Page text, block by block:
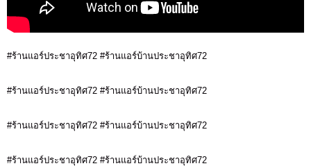
#ร้านแอร์ประชาอุทิศ72 #ร้านแอร์บ้านประชาอุทิศ72
#ร้านแอร์ประชาอุทิศ72 #ร้านแอร์บ้านประชาอุทิศ72
#ร้านแอร์ประชาอุทิศ72 #ร้านแอร์บ้านประชาอุทิศ72
#ร้านแอร์ประชาอุทิศ72 #ร้านแอร์บ้านประชาอุทิศ72